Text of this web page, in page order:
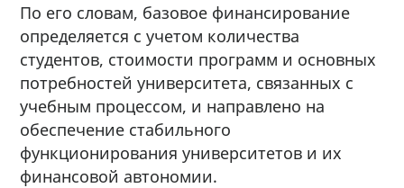
По его словам, базовое финансирование
определяется с учетом количества
студентов, стоимости программ и основных
потребностей университета, связанных с
учебным процессом, и направлено на
обеспечение стабильного
функционирования университетов и их
финансовой автономии.